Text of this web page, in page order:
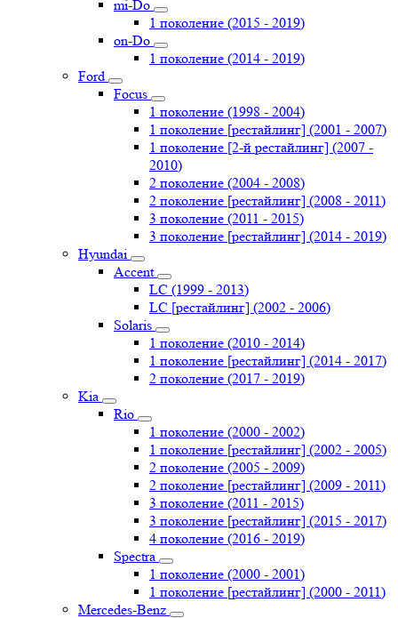
mi-Do
1 поколение (2015 - 2019)
on-Do
1 поколение (2014 - 2019)
Ford
Focus
1 поколение (1998 - 2004)
1 поколение [рестайлинг] (2001 - 2007)
1 поколение [2-й рестайлинг] (2007 -
2010)
2 поколение (2004 - 2008)
2 поколение [рестайлинг] (2008 - 2011)
3 поколение (2011 - 2015)
3 поколение [рестайлинг] (2014 - 2019)
Hyundai
Accent
LC (1999 - 2013)
LC [рестайлинг] (2002 - 2006)
Solaris
1 поколение (2010 - 2014)
1 поколение [рестайлинг] (2014 - 2017)
2 поколение (2017 - 2019)
Kia
Rio
1 поколение (2000 - 2002)
1 поколение [рестайлинг] (2002 - 2005)
2 поколение (2005 - 2009)
2 поколение [рестайлинг] (2009 - 2011)
3 поколение (2011 - 2015)
3 поколение [рестайлинг] (2015 - 2017)
4 поколение (2016 - 2019)
Spectra
1 поколение (2000 - 2001)
1 поколение [рестайлинг] (2000 - 2011)
Mercedes-Benz